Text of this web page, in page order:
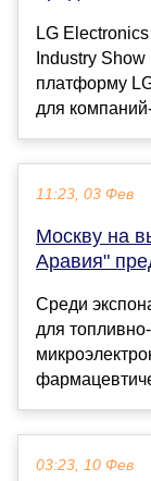
LG
Industry
платформу
для
11:23, 03 Фев
Москву на
Аравия"
Среди
для
03:23, 10 Фев